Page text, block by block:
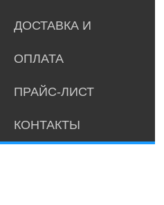
ДОСТАВКА И
ОПЛАТА
ПРАЙС-ЛИСТ
КОНТАКТЫ